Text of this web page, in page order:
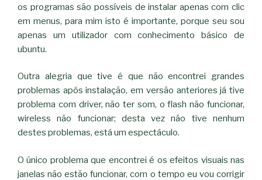
os programas são possíveis de instalar apenas com clic
em menus, para mim isto é importante, porque seu sou
apenas um utilizador com conhecimento básico de
ubuntu.
Outra alegria que tive é que não encontrei grandes
problemas após instalação, em versão anteriores já tive
problema com driver, não ter som, o flash não funcionar,
wireless não funcionar; desta vez não tive nenhum
destes problemas, está um espectáculo.
O único problema que encontrei é os efeitos visuais nas
janelas não estão funcionar, com o tempo eu vou corrigir